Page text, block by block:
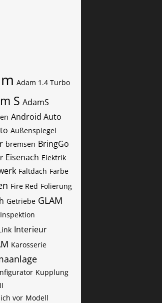
Adam 1.4 Turbo
S AdamS
Android Auto
Außenspiegel
bremsen BringGo
Eisenach Elektrik
Faltdach Farbe
Fire Red Folierung
Getriebe GLAM
Inspektion
Interieur
Karosserie
Kupplung
vor Modell